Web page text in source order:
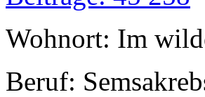
Wohnort: Im
Beruf: